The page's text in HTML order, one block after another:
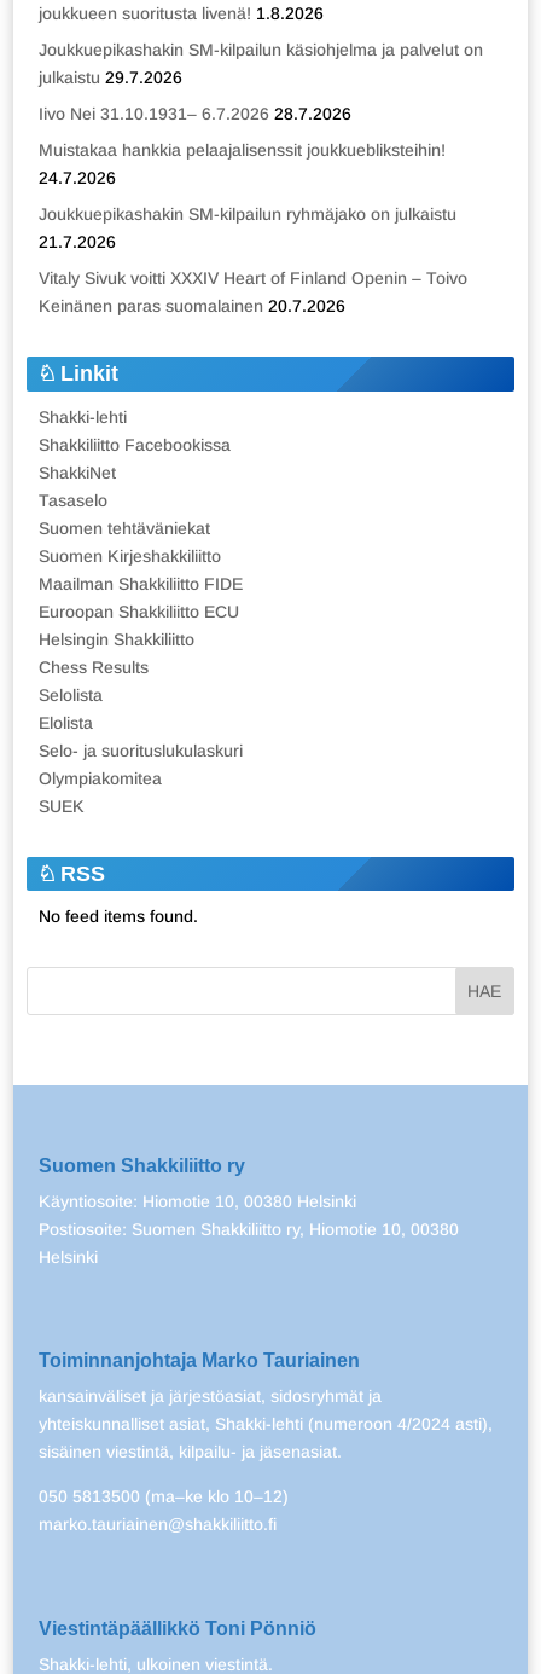
joukkueen suoritusta livenä! 1.8.2026
Joukkuepikashakin SM-kilpailun käsiohjelma ja palvelut on
julkaistu 29.7.2026
Iivo Nei 31.10.1931– 6.7.2026 28.7.2026
Muistakaa hankkia pelaajalisenssit joukkuebliksteihin!
24.7.2026
Joukkuepikashakin SM-kilpailun ryhmäjako on julkaistu
21.7.2026
Vitaly Sivuk voitti XXXIV Heart of Finland Openin – Toivo
Keinänen paras suomalainen 20.7.2026
Linkit
Shakki-lehti
Shakkiliitto Facebookissa
ShakkiNet
Tasaselo
Suomen tehtäväniekat
Suomen Kirjeshakkiliitto
Maailman Shakkiliitto FIDE
Euroopan Shakkiliitto ECU
Helsingin Shakkiliitto
Chess Results
Selolista
Elolista
Selo- ja suorituslukulaskuri
Olympiakomitea
SUEK
RSS
No feed items found.
Suomen Shakkiliitto ry
Käyntiosoite: Hiomotie 10, 00380 Helsinki
Postiosoite: Suomen Shakkiliitto ry, Hiomotie 10, 00380
Helsinki
Toiminnanjohtaja Marko Tauriainen
kansainväliset ja järjestöasiat, sidosryhmät ja
yhteiskunnalliset asiat, Shakki-lehti (numeroon 4/2024 asti),
sisäinen viestintä, kilpailu- ja jäsenasiat.
050 5813500 (ma–ke klo 10–12)
marko.tauriainen@shakkiliitto.fi
Viestintäpäällikkö Toni Pönniö
Shakki-lehti, ulkoinen viestintä.